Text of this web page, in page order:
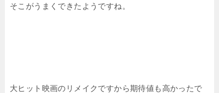
そこがうまくできたようですね。
大ヒット映画のリメイクですから期待値も高かったで